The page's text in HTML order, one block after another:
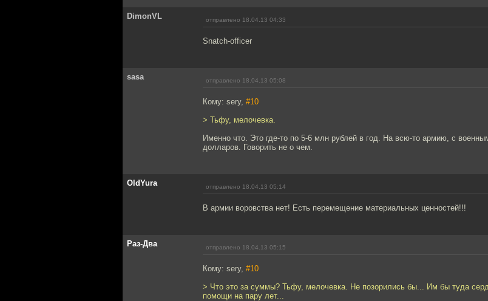
DimonVL отправлено 18.04.13 04:33
Snatch-officer
sasa отправлено 18.04.13 05:08
Кому: sery, #10
> Тьфу, мелочевка.
Именно что. Это где-то по 5-6 млн рублей в год. На всю-то армию, с
долларов. Говорить не о чем.
OldYura отправлено 18.04.13 05:14
В армии воровства нет! Есть перемещение материальных ценностей!!!
Раз-Два отправлено 18.04.13 05:15
Кому: sery, #10
> Что это за суммы? Тьфу, мелочевка. Не позорились бы... Им бы туда
помощи на пару лет...